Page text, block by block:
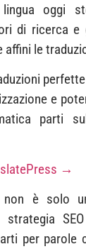
oggi
di ricerca e
affini le
e
parti
→
non è solo
strategia
per parole